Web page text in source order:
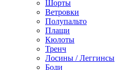
Шорты
Ветровки
Полупальто
Плащи
Кюлоты
Тренч
Лосины / Леггинсы
Боди